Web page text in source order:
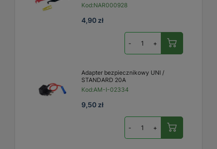
Kod:NAR000928
4,90 zł
- +
Adapter bezpiecznikowy UNI /
STANDARD 20A
Kod:AM-I-02334
9,50 zł
- +